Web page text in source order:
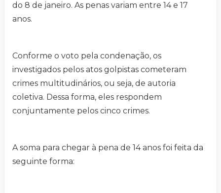
do 8 de janeiro. As penas variam entre 14 e 17
anos.
Conforme o voto pela condenação, os
investigados pelos atos golpistas cometeram
crimes multitudinários, ou seja, de autoria
coletiva. Dessa forma, eles respondem
conjuntamente pelos cinco crimes.
A soma para chegar à pena de 14 anos foi feita da
seguinte forma: